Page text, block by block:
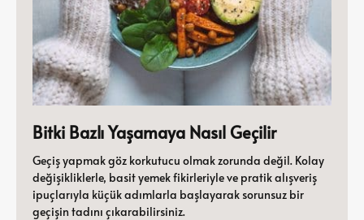
Bitki Bazlı Yaşamaya Nasıl Geçilir
Geçiş yapmak göz korkutucu olmak zorunda değil. Kolay
değişikliklerle, basit yemek fikirleriyle ve pratik alışveriş
ipuçlarıyla küçük adımlarla başlayarak sorunsuz bir
geçişin tadını çıkarabilirsiniz.